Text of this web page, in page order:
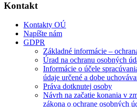
Kontakt
Kontakty OÚ
Napíšte nám
GDPR
Základné informácie –
Úrad na ochranu osobných
Informácie o účele
údaje určené a dobe
Práva dotknutej osoby
Návrh na začatie konania v
zákona o ochrane osobných